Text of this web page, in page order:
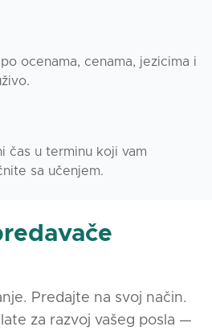
ocenama, cenama, jezicima i
čas u terminu koji vam
sa učenjem.
Predajte na svoj način.
za razvoj vašeg posla —